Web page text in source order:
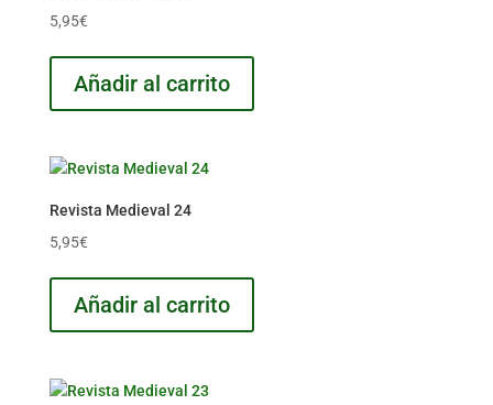
5,95€
Añadir al carrito
Revista Medieval 24
5,95€
Añadir al carrito